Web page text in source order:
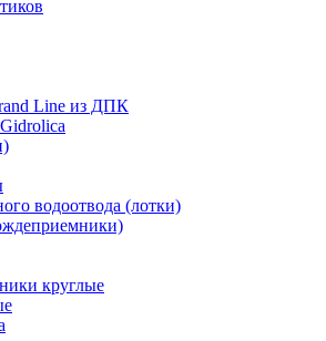
Line из ДПК
водоотвода (лотки)
круглые